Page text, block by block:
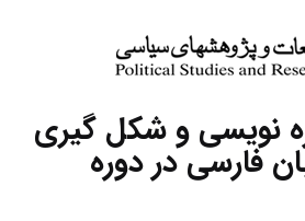
نویسی و شکل گیری
فارسی در دوره